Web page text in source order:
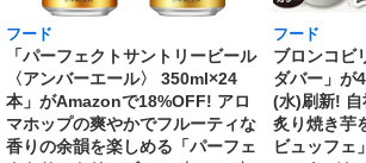
フード
「パーフェクトサントリービール
〈アンバーエール〉 350ml×24
本」がAmazonで18%OFF! アロ
マホップの爽やかでフルーティな
香りの余韻を楽しめる「パーフェ
フード
ブロンコビ
ダバー」が
(水)刷新! 自
炙り焼き芋
ビュッフェ